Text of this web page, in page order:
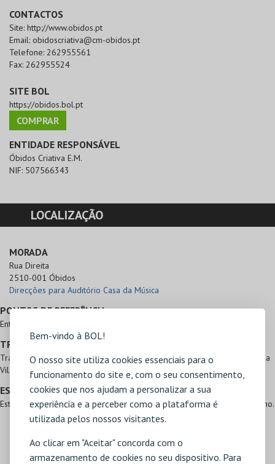
Bem-vindo à BOL!
O nosso site utiliza cookies essenciais para o
funcionamento do site e, com o seu consentimento,
cookies que nos ajudam a personalizar a sua
experiência e a perceber como a plataforma é
utilizada pelos nossos visitantes.
Ao clicar em "Aceitar" concorda com o
armazenamento de cookies no seu dispositivo. Para
CONTACTOS
Site: http://www.obidos.pt
Email: obidoscriativa@cm-obidos.pt
Telefone: 262955561
Fax: 262955524
SITE BOL
https://obidos.bol.pt
COMPRAR
ENTIDADE RESPONSÁVEL
Óbidos Criativa E.M.
NIF: 507566343
LOCALIZAÇÃO
MORADA
Rua Direita
2510-001 Óbidos
Direcções para Auditório Casa da Música
PONTOS DE REFERÊNCIA
Entrada principal da Vila de Óbidos.
TRANSPORTES PÚBLICOS
Transportes públicos na paragem de autorcarros, táxis junto à entrada da
Vila.
ESTACIONAMENTO
Estacionamento no parque principal de Óbidos, junto ao Posto de Turismo.